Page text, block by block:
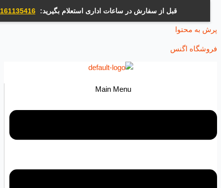
قبل از سفارش در ساعات اداری استعلام بگیرید: 09161135416
محتوا
اگنس
Main Menu